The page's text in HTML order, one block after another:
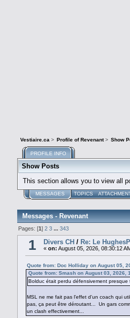
Vestiaire.ca > Profile of Revenant> Show
PROFILE INFO
Show Posts
This section allows you to view all
MESSAGES TOPICS
Messages - Revenant
Pages: [1 ] 2 3 ... 343
1 Divers CH / Re: Le
« on: August 05, 2026, 08:30:12
Quote from: Doc Holliday on August 05,
Quote from: Smash on August 03, 2026,
Bolduc était perdu défensivement
MSL ne me fait pas l'effet d'un coach qui
pas, ça peut être déroutant... Un gars
un clash effectivement...